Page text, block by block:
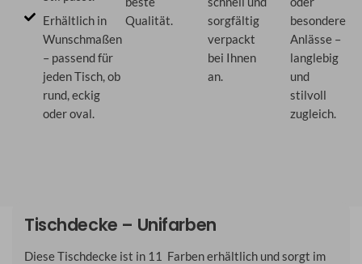
Erhältlich in
Wunschmaßen
– passend für
jeden Tisch, ob
rund, eckig
oder oval.
Qualität.
sorgfältig
verpackt
bei Ihnen
an.
besondere
Anlässe –
langlebig
und
stilvoll
zugleich.
Tischdecke – Unifarben
Diese Tischdecke ist in 11 Farben erhältlich und sorgt im